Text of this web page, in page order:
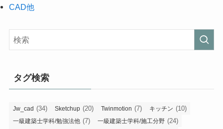
CAD他
タグ検索
Jw_cad (34) Sketchup (20) Twinmotion (7) キッチン (10)
一級建築士学科/勉強法他 (7) 一級建築士学科/施工分野 (24)